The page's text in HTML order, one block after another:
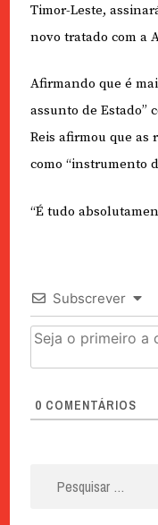
Timor-Leste,
novo tratado com a
Afirmando que é
assunto de Estado”
Reis afirmou que as
como “instrumento
“É tudo
Subscrever
0 COMENTÁRIOS